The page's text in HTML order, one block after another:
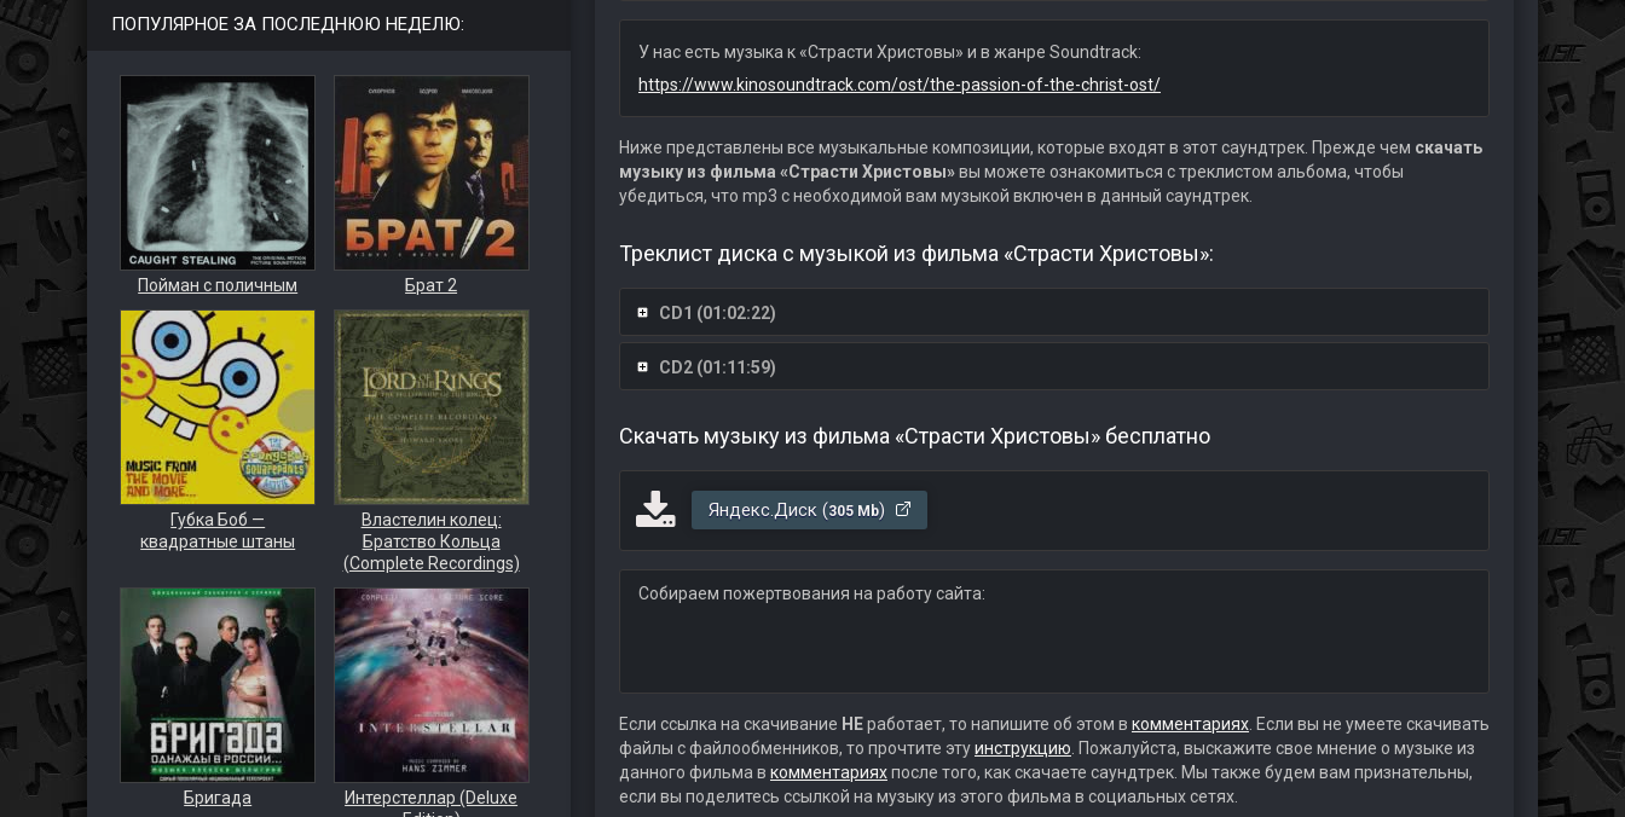
ПОПУЛЯРНОЕ ЗА ПОСЛЕДНЮЮ НЕДЕЛЮ:
Пойман с поличным Брат 2
Губка Боб —
квадратные штаны
Властелин колец:
Братство Кольца
(Complete Recordings)
Бригада
Интерстеллар (Deluxe
У нас есть музыка к «Страсти Христовы» и в жанре Soundtrack:
https://www.kinosoundtrack.com/ost/the-passion-of-the-christ-ost/
Ниже представлены все музыкальные композиции, которые входят в этот саундтрек. Прежде чем скачать
музыку из фильма «Страсти Христовы»вы можете ознакомиться с треклистом альбома, чтобы
убедиться, что mp3 с необходимой вам музыкой включен в данный саундтрек.
Треклист диска с музыкой из фильма «Страсти Христовы»:
CD1 (01:02:22)
CD2 (01:11:59)
Скачать музыку из фильма «Страсти Христовы» бесплатно
Яндекс.Диск (305 Mb)
Собираем пожертвования на работу сайта:
Если ссылка на скачивание НЕработает, то напишите об этом в комментариях. Если вы не умеете скачивать
файлы с файлообменников, то прочтите этуинструкцию . Пожалуйста, выскажите свое мнение о музыке из
данного фильма в комментарияхпосле того, как скачаете саундтрек. Мы также будем вам признательны,
если вы поделитесь ссылкой на музыку из этого фильма в социальных сетях.